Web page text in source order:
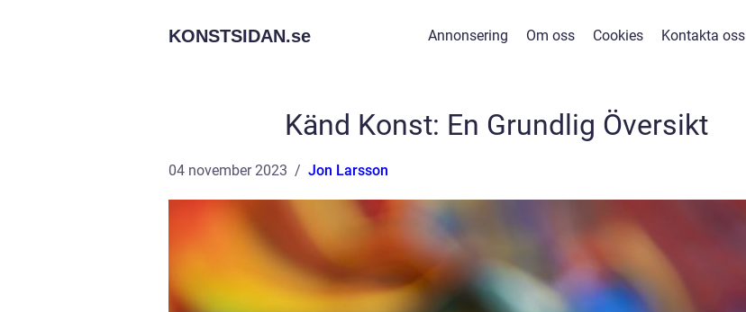
KONSTSIDAN.se Annonsering Om oss Cookies Kontakta oss
Känd Konst: En Grundlig Översikt
04 november 2023 Jon Larsson